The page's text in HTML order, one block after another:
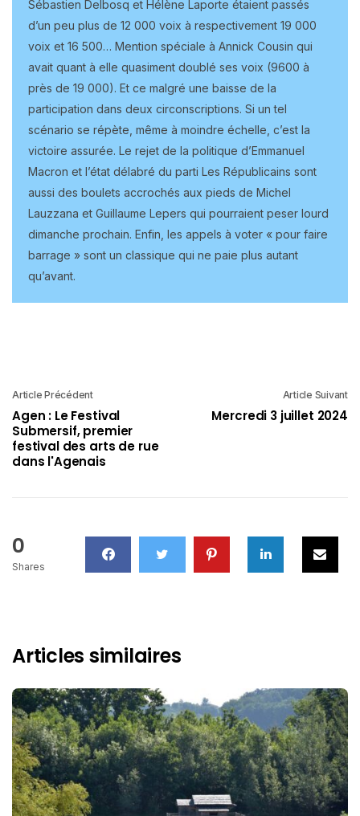
Sébastien Delbosq et Hélène Laporte étaient passés
d’un peu plus de 12 000 voix à respectivement 19 000
voix et 16 500… Mention spéciale à Annick Cousin qui
avait quant à elle quasiment doublé ses voix (9600 à
près de 19 000). Et ce malgré une baisse de la
participation dans deux circonscriptions. Si un tel
scénario se répète, même à moindre échelle, c’est la
victoire assurée. Le rejet de la politique d’Emmanuel
Macron et l’état délabré du parti Les Républicains sont
aussi des boulets accrochés aux pieds de Michel
Lauzzana et Guillaume Lepers qui pourraient peser lourd
dimanche prochain. Enfin, les appels à voter « pour faire
barrage » sont un classique qui ne paie plus autant
qu’avant.
Article Précédent
Agen : Le Festival
Submersif, premier
festival des arts de rue
dans l'Agenais
Article Suivant
Mercredi 3 juillet 2024
0
Shares
Articles similaires